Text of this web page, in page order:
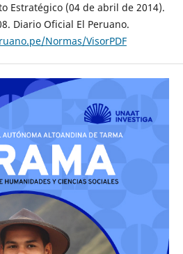
Estratégico (04 de abril de 2014).
Diario Oficial El Peruano.
Normas/VisorPDF